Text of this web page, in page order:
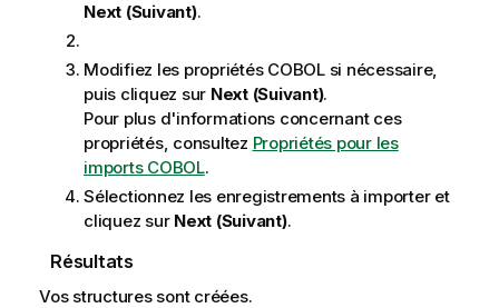
Next (Suivant).
Modifiez les propriétés COBOL si nécessaire,
puis cliquez sur Next (Suivant).
Pour plus d'informations concernant ces
propriétés, consultez Propriétés pour les
imports COBOL.
Sélectionnez les enregistrements à importer et
cliquez sur Next (Suivant).
Résultats
Vos structures sont créées.